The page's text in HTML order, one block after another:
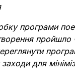
програми
пройшло
для